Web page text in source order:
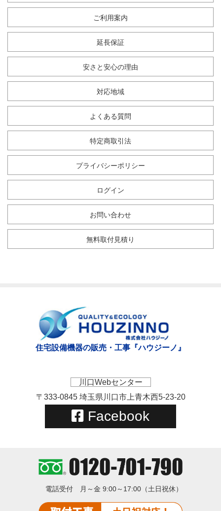
ご利用案内
延長保証
安さと安心の理由
対応地域
よくある質問
特定商取引法
プライバシーポリシー
ログイン
お問い合わせ
無料取付見積り
住宅設備機器の販売・工事『ハウジーノ』
川口Webセンター
〒333-0845 埼玉県川口市上青木西5-23-20
Facebook
電話受付 月～金 9:00～17:00（土日祝休）